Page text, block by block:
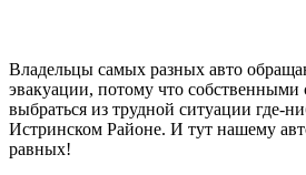
Владельцы самых разных авто
эвакуации, потому что
выбраться из трудной ситуации где-
Истринском Районе. И тут нашему
равных!